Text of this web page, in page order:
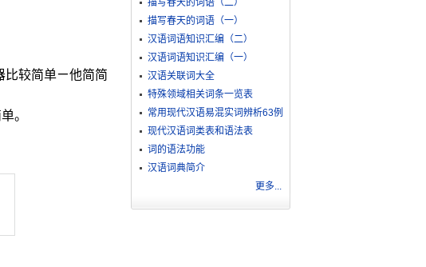
较简单ㄧ他简简
。
描写春天的词语（二）
描写春天的词语（一）
汉语词语知识汇编（二）
汉语词语知识汇编（一）
汉语关联词大全
特殊领域相关词条一览表
常用现代汉语易混实词辨析63例
现代汉语词类表和语法表
词的语法功能
汉语词典简介
更多...